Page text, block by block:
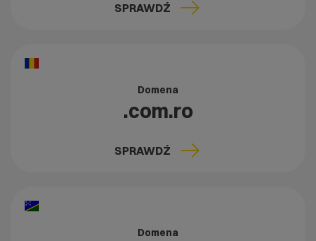
SPRAWDŹ
Domena
.com.ro
SPRAWDŹ
Domena